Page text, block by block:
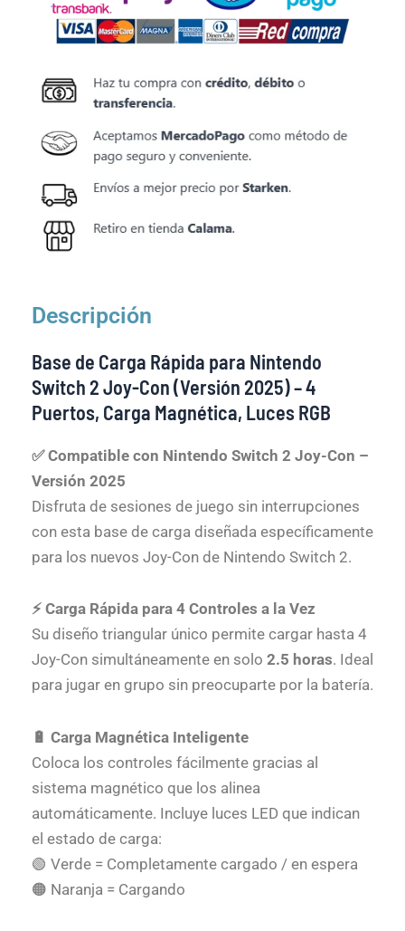
Descripción
Base de Carga Rápida para Nintendo
Switch 2 Joy-Con (Versión 2025) – 4
Puertos, Carga Magnética, Luces RGB
✅ Compatible con Nintendo Switch 2 Joy-Con –
Versión 2025
Disfruta de sesiones de juego sin interrupciones
con esta base de carga diseñada específicamente
para los nuevos Joy-Con de Nintendo Switch 2.
⚡ Carga Rápida para 4 Controles a la Vez
Su diseño triangular único permite cargar hasta 4
Joy-Con simultáneamente en solo 2.5 horas. Ideal
para jugar en grupo sin preocuparte por la batería.
🔋 Carga Magnética Inteligente
Coloca los controles fácilmente gracias al
sistema magnético que los alinea
automáticamente. Incluye luces LED que indican
el estado de carga:
🟢 Verde = Completamente cargado / en espera
🟠 Naranja = Cargando